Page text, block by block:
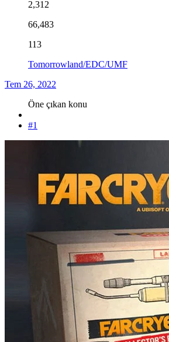
2,312
66,483
113
Tomorrowland/EDC/UMF
Tem 26, 2022
Öne çıkan konu
#1